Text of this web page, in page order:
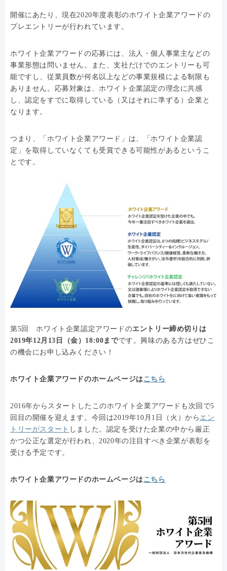
開催にあたり、現在2020年度表彰のホワイト企業アワードの
プレエントリーが行われています。
ホワイト企業アワードの応募には、法人・個人事業主などの
事業形態は問いません。また、支社だけでのエントリーも可
能ですし、従業員数が何名以上などの事業規模による制限も
ありません。応募対象は、ホワイト企業認定の理念に共感
し、認定をすでに取得している（又はそれに準ずる）企業と
なります。
つまり、「ホワイト企業アワード」は、「ホワイト企業認
定」を取得していなくても受賞できる可能性があるというこ
とです。
第5回 ホワイト企業認定アワードのエントリー締め切りは
2019年12月13日（金）18:00までです。興味のある方はぜひこ
の機会にお申し込みください！
ホワイト企業アワードのホームページはこちら
2016年からスタートしたこのホワイト企業アワードも次回で5
回目の開催を迎えます。今回は2019年10月1日（火）から エン
トリーがスタート しました。認定を受けた企業の中から厳正
かつ公正な選定が行われ、2020年の注目すべき企業が表彰を
受ける予定です。
ホワイト企業アワードのホームページはこちら